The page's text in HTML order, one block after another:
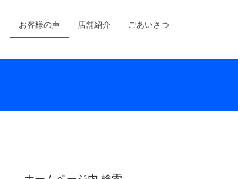
お客様の声 店舗紹介 ごあいさつ